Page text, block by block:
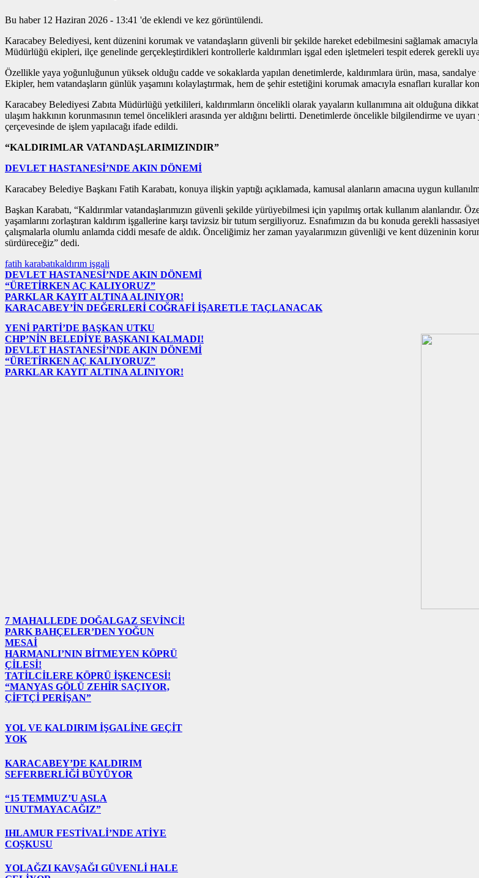
Bu haber 12 Haziran 2026 - 13:41 'de eklendi ve kez görüntülendi.
Karacabey Belediyesi, kent düzenini korumak ve vatandaşların güvenli bir şekilde hareket edebilmesini sağlamak
Müdürlüğü ekipleri, ilçe genelinde gerçekleştirdikleri kontrollerle kaldırımları işgal eden işletmeleri tespit ederek gerekli
Özellikle yaya yoğunluğunun yüksek olduğu cadde ve sokaklarda yapılan denetimlerde, kaldırımlara ürün, masa,
Ekipler, hem vatandaşların günlük yaşamını kolaylaştırmak, hem de şehir estetiğini korumak amacıyla esnafları kurallar
Karacabey Belediyesi Zabıta Müdürlüğü yetkilileri, kaldırımların öncelikli olarak yayaların kullanımına ait olduğuna
ulaşım hakkının korunmasının temel öncelikleri arasında yer aldığını belirtti. Denetimlerde öncelikle bilgilendirme ve
çerçevesinde de işlem yapılacağı ifade edildi.
“KALDIRIMLAR VATANDAŞLARIMIZINDIR”
DEVLET HASTANESİ’NDE AKIN DÖNEMİ
Karacabey Belediye Başkanı Fatih Karabatı, konuya ilişkin yaptığı açıklamada, kamusal alanların amacına uygun
Başkan Karabatı, “Kaldırımlar vatandaşlarımızın güvenli şekilde yürüyebilmesi için yapılmış ortak kullanım alanlarıdır.
yaşamlarını zorlaştıran kaldırım işgallerine karşı tavizsiz bir tutum sergiliyoruz. Esnafımızın da bu konuda gerekli
çalışmalarla olumlu anlamda ciddi mesafe de aldık. Önceliğimiz her zaman yayalarımızın güvenliği ve kent düzeninin
sürdüreceğiz” dedi.
fatih karabatıkaldırım işgali
DEVLET HASTANESİ’NDE AKIN DÖNEMİ
“ÜRETİRKEN AÇ KALIYORUZ”
PARKLAR KAYIT ALTINA ALINIYOR!
KARACABEY’İN DEĞERLERİ COĞRAFİ İŞARETLE TAÇLANACAK
YENİ PARTİ’DE BAŞKAN UTKU
CHP’NİN BELEDİYE BAŞKANI KALMADI!
DEVLET HASTANESİ’NDE AKIN DÖNEMİ
“ÜRETİRKEN AÇ KALIYORUZ”
PARKLAR KAYIT ALTINA ALINIYOR!
7 MAHALLEDE DOĞALGAZ SEVİNCİ!
PARK BAHÇELER’DEN YOĞUN
MESAİ
HARMANLI’NIN BİTMEYEN KÖPRÜ
ÇİLESİ!
TATİLCİLERE KÖPRÜ İŞKENCESİ!
“MANYAS GÖLÜ ZEHİR SAÇIYOR,
ÇİFTÇİ PERİŞAN”
YOL VE KALDIRIM İŞGALİNE GEÇİT
YOK
KARACABEY’DE KALDIRIM
SEFERBERLİĞİ BÜYÜYOR
“15 TEMMUZ’U ASLA
UNUTMAYACAĞIZ”
IHLAMUR FESTİVALİ’NDE ATİYE
COŞKUSU
YOLAĞZI KAVŞAĞI GÜVENLİ HALE